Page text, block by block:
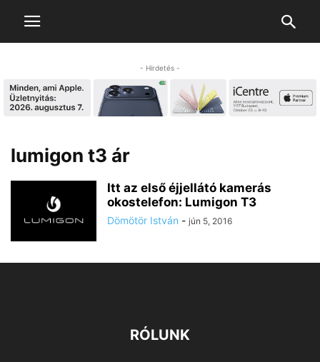
- Hirdetés -
lumigon t3 ár
Itt az első éjjellátó kamerás
okostelefon: Lumigon T3
Dömötör István - jún 5, 2016
RÓLUNK